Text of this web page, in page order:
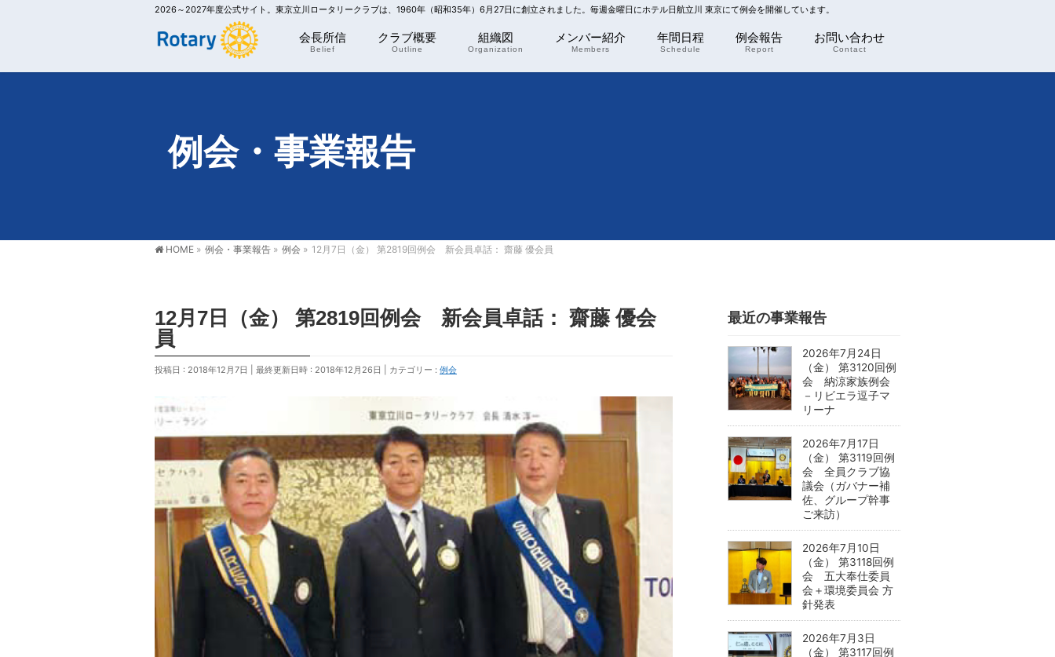
2026～2027年度公式サイト。東京立川ロータリークラブは、1960年（昭和35年）6月27日に創立されました。毎週金曜日にホテル日航立川 東京にて例会を開催しています。
会長所信
Belief
クラブ概要
Outline
組織図
Organization
メンバー紹介
Members
年間日程
Schedule
例会報告
Report
お問い合わせ
Contact
例会・事業報告
HOME » 例会・事業報告 » 例会 » 12月7日（金） 第2819回例会 新会員卓話： 齋藤 優会員
12月7日（金） 第2819回例会 新会員卓話： 齋藤 優会
員
投稿日 : 2018年12月7日 最終更新日時 : 2018年12月26日 カテゴリー : 例会
最近の事業報告
2026年7月24日
（金） 第3120回例
会 納涼家族例会
－リビエラ逗子マ
リーナ
2026年7月17日
（金） 第3119回例
会 全員クラブ協
議会（ガバナー補
佐、グループ幹事
ご来訪）
2026年7月10日
（金） 第3118回例
会 五大奉仕委員
会＋環境委員会 方
針発表
2026年7月3日
（金） 第3117回例